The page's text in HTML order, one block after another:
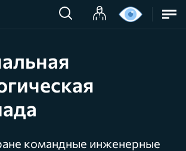
командные инженерные